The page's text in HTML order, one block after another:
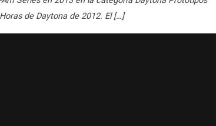
de Daytona de 2012. El […]